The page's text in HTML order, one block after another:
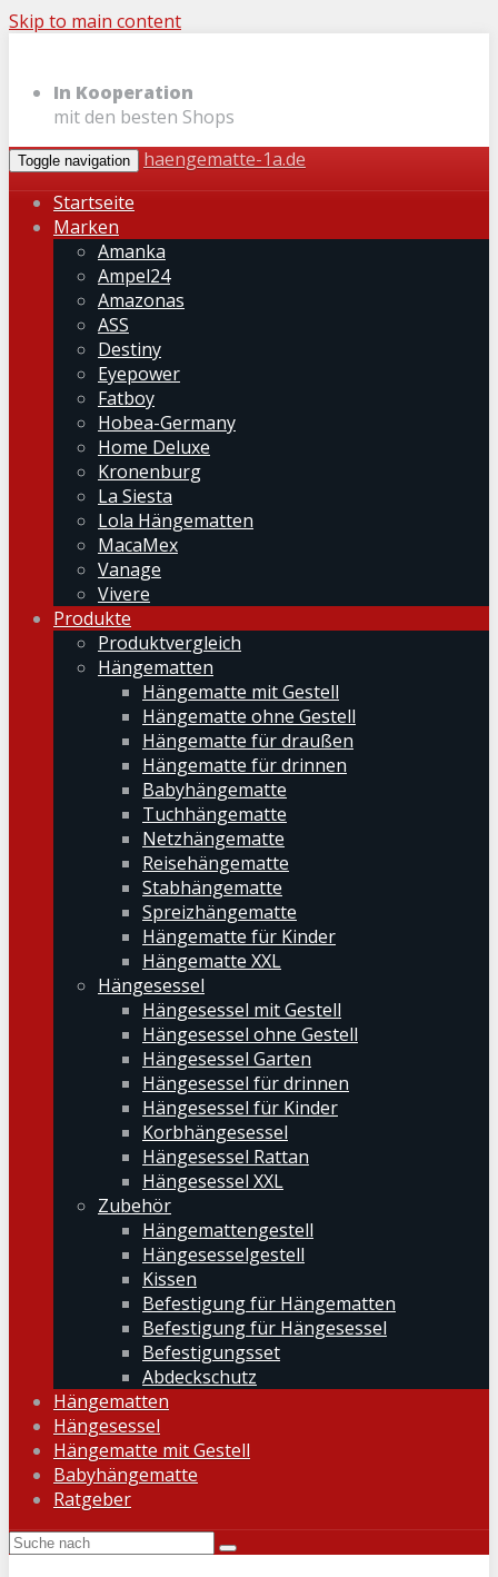
Skip to main content
In Kooperation
mit den besten Shops
Toggle navigation
haengematte-1a.de
Startseite
Marken
Amanka
Ampel24
Amazonas
ASS
Destiny
Eyepower
Fatboy
Hobea-Germany
Home Deluxe
Kronenburg
La Siesta
Lola Hängematten
MacaMex
Vanage
Vivere
Produkte
Produktvergleich
Hängematten
Hängematte mit Gestell
Hängematte ohne Gestell
Hängematte für draußen
Hängematte für drinnen
Babyhängematte
Tuchhängematte
Netzhängematte
Reisehängematte
Stabhängematte
Spreizhängematte
Hängematte für Kinder
Hängematte XXL
Hängesessel
Hängesessel mit Gestell
Hängesessel ohne Gestell
Hängesessel Garten
Hängesessel für drinnen
Hängesessel für Kinder
Korbhängesessel
Hängesessel Rattan
Hängesessel XXL
Zubehör
Hängemattengestell
Hängesesselgestell
Kissen
Befestigung für Hängematten
Befestigung für Hängesessel
Befestigungsset
Abdeckschutz
Hängematten
Hängesessel
Hängematte mit Gestell
Babyhängematte
Ratgeber